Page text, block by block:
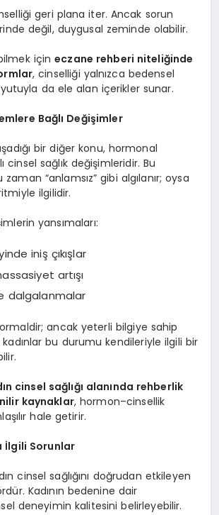
geri plana iter. Ancak sorun
değil, duygusal zeminde olabilir.
içineczane rehberi niteliğinde
, cinselliği yalnızca bedensel
da ele alan içerikler sunar.
Bağlı Değişimler
bir diğer konu, hormonal
cinsel sağlık değişimleridir. Bu
“anlamsız” gibi algılanır; oysa
ilgilidir.
yansımaları:
iniş çıkışlar
artışı
dalgalanmalar
ancak yeterli bilgiye sahip
kadınlar bu durumu kendileriyle ilgili bir
cinsel sağlığı alanında rehberlik
kaynaklar, hormon–cinsellik
hale getirir.
İlgili Sorunlar
cinsel sağlığını doğrudan etkileyen
Kadının bedenine dair
deneyimin kalitesini belirleyebilir.